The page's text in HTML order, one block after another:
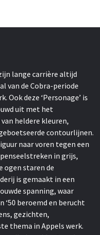
lange carrière altijd
van de Cobra-periode
deze ‘Personage’ is
uit met het
heldere kleuren,
contourlijnen.
naar voren tegen een
in grijs,
ogen staren de
is gemaakt in een
spanning, waar
‘50 beroemd en berucht
gezichten,
thema in Appels werk.